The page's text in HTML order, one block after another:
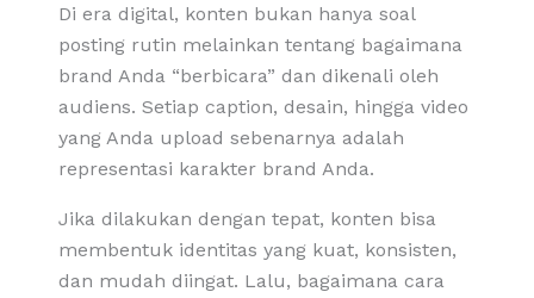
Di era digital, konten bukan hanya soal
posting rutin melainkan tentang bagaimana
brand Anda “berbicara” dan dikenali oleh
audiens. Setiap caption, desain, hingga video
yang Anda upload sebenarnya adalah
representasi karakter brand Anda.
Jika dilakukan dengan tepat, konten bisa
membentuk identitas yang kuat, konsisten,
dan mudah diingat. Lalu, bagaimana cara